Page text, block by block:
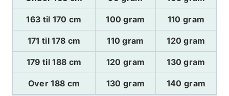
163 til 170 cm 100 gram 110 gram
171 til 178 cm 110 gram 120 gram
179 til 188 cm 120 gram 130 gram
Over 188 cm 130 gram 140 gram